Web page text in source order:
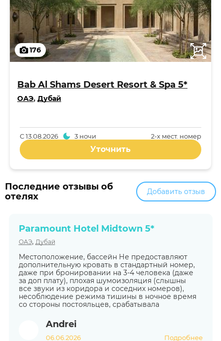
176
Bab Al Shams Desert Resort & Spa 5*
ОАЭ, Дубай
2-x мест. номер
С13.08.2026 3 ночи
Уточнить
Последние отзывы об
отелях
Добавить отзыв
Paramount Hotel Midtown 5*
ОАЭ, Дубай
Местоположение, бассейн Не предоставляют
дополнительную кровать в стандартный номер,
даже при бронировании на 3-4 человека (даже
за доп плату), плохая шумоизоляция (слышны
все звуки из коридора и соседних номеров),
несоблюдение режима тишины в ночное время
со стороны постояльцев, срабатывала
Andrei
06.06.2026 Подробнее